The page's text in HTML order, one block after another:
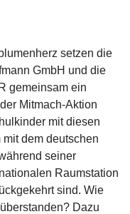
setzen die
GmbH und die
gemeinsam ein
Mitmach-Aktion
mit diesen
dem deutschen
seiner
Raumstation
sind. Wie
Dazu